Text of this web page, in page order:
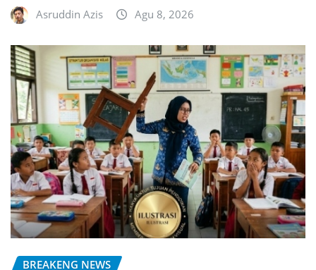
Asruddin Azis Agu 8, 2026
BREAKENG NEWS